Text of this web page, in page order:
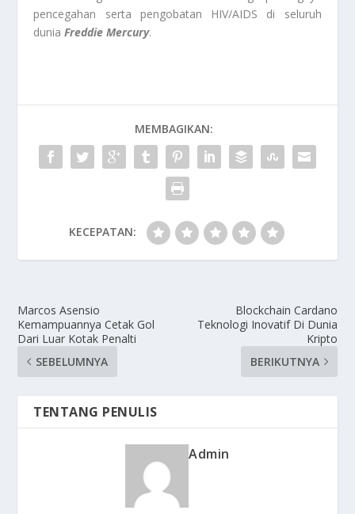
pencegahan serta pengobatan HIV/AIDS di seluruh
duniaFreddie Mercury.
MEMBAGIKAN:
KECEPATAN:
Marcos Asensio
Kemampuannya Cetak Gol
Dari Luar Kotak Penalti
SEBELUMNYA
Blockchain Cardano
Teknologi Inovatif Di Dunia
Kripto
BERIKUTNYA
TENTANG PENULIS
Admin